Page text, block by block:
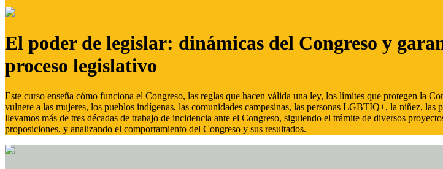
El poder de legislar: dinámicas del Congreso y
proceso legislativo
Este curso enseña cómo funciona el Congreso, las reglas que hacen válida una ley, los límites que protegen la
vulnere a las mujeres, los pueblos indígenas, las comunidades campesinas, las personas LGBTIQ+, la niñez,
llevamos más de tres décadas de trabajo de incidencia ante el Congreso, siguiendo el trámite de diversos
proposiciones, y analizando el comportamiento del Congreso y sus resultados.